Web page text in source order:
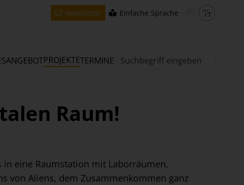
Newsletter Einfache Sprache
ANGEBOTPROJEKTETERMINE
Raum!
in eine Raumstation mit Laborräumen,
von Aliens, dem Zusammenkommen ganz